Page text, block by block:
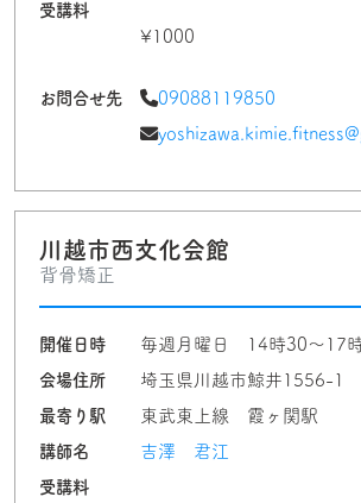
受講料
¥1000
お問合せ先
09088119850
川越市西文化会館
背骨矯正
開催日時
毎週月曜日 14時30〜17
会場住所
埼玉県川越市鯨井1556-1
最寄り駅
東武東上線 霞ヶ関駅
講師名
吉澤 君江
受講料